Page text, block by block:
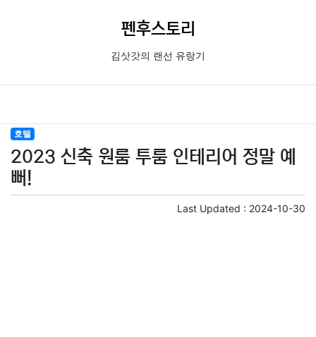
펜후스토리
김삿갓의 랜선 유랑기
호텔
2023 신축 원룸 투룸 인테리어 정말 예
뻐!
Last Updated : 2024-10-30